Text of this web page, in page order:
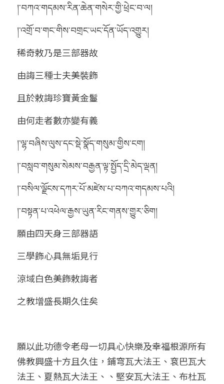
།་བཀའ་གདམས་རིན་ཆེན་གསེར་གྱི་ཕྲེང་བ་ལ།
།་འགྲོ་བ་གང་གིས་བགྲང་ཡང་དོན་ཡོད་འགྱུར།
稀奇敕乃是三部器故
由誨三種士夫美裝飾
且於敕誨珍寶黃金鬘
由何走者數亦變有義
།་ལྷ་བཞིས་ལུས་དང་སྡེ་སྣོད་གསུམ་གྱིས་ངག།
།་བསླབ་གསུམ་སེམས་བརྒྱན་ལྟ་སྤྱོད་དྲི་མེད་ལྡན།
།་བསིལ་ལྗོངས་དཀར་པོ་མཛེས་པ་བཀའ་གདམས་པའི།
།་བསྟན་པ་འཕེལ་རྒྱས་ཡུན་རིང་གནས་གྱུར་ཅིག།
願由四天身三部器語
三學飾心具無垢見行
涼域白色美飾敕誨者
之教增盛長期久住矣
願以此功德令老母一切具心快樂及幸福根源所有
佛教興盛十方且久住，鋪穹瓦大法王、袞巴瓦大
法王、夏熱瓦大法王、、堅安瓦大法王、布杜瓦